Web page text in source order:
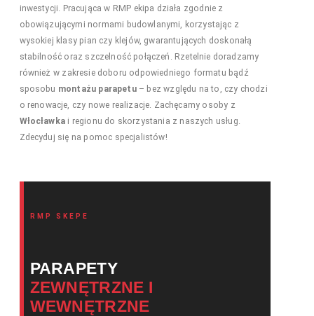
inwestycji. Pracująca w RMP ekipa działa zgodnie z
obowiązującymi normami budowlanymi, korzystając z
wysokiej klasy pian czy klejów, gwarantujących doskonałą
stabilność oraz szczelność połączeń. Rzetelnie doradzamy
również w zakresie doboru odpowiedniego formatu bądź
sposobu montażu parapetu– bez względu na to, czy chodzi
o renowacje, czy nowe realizacje. Zachęcamy osoby z
Włocławka i regionu do skorzystania z naszych usług.
Zdecyduj się na pomoc specjalistów!
RMP SKEPE
PARAPETY
ZEWNĘTRZNE I
WEWNĘTRZNE